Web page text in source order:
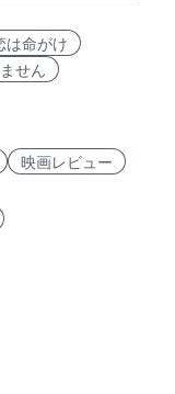
は命がけ
せん
映画レビュー